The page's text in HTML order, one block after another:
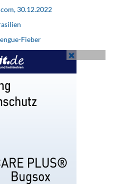
30.12.2022
Fieber